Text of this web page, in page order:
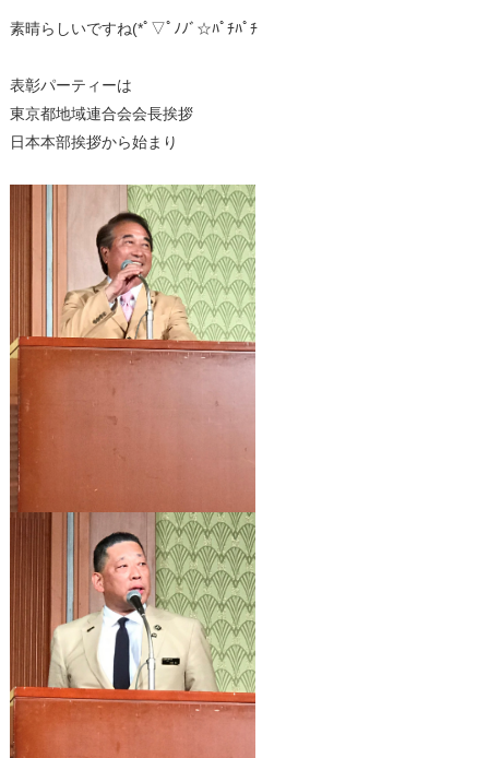
素晴らしいですね(*ﾟ▽ﾟﾉﾉﾞ☆ﾊﾟﾁﾊﾟﾁ
表彰パーティーは
東京都地域連合会会長挨拶
日本本部挨拶から始まり